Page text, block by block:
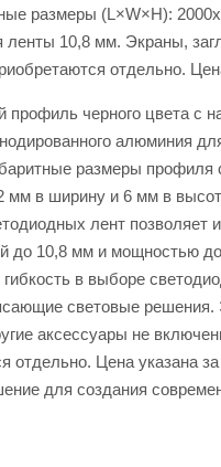
размеры (L×W×H):
ленты 10,8 мм. Экраны,
отдельно.
профиль черного цвета с
алюминия
размеры профиля
мм в ширину и 6 мм в
лент позволяет
до 10,8 мм и мощностью
гибкость в выборе
световые решения.
аксессуары не
отдельно. Цена указана
для создания